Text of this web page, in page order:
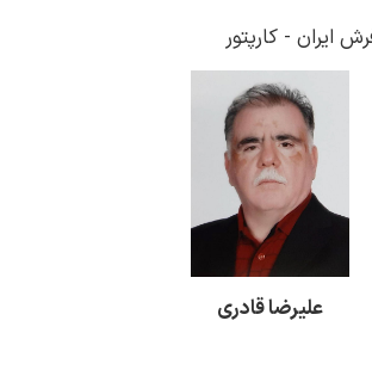
ایران - کارپتور
علیرضا قادری